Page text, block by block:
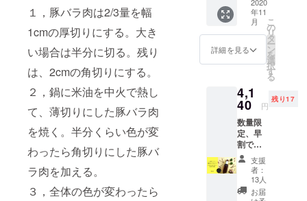
１，豚バラ肉は2/3量を幅
1cmの厚切りにする。大き
い場合は半分に切る。残り
は、2cmの角切りにする。
２，鍋に米油を中火で熱し
て、薄切りにした豚バラ肉
を焼く。半分くらい色が変
わったら角切りにした豚バ
ラ肉を加える。
３，全体の色が変わったら
り花は
ぶ茶
（リー
ｇもし
くは
７個
入） ど
のお茶
が良い
か迷っ
たら、
食養生
Qusnok
iへどう
ている
ホー
リーバ
に、ピ
リリと
黄金生
姜を
たっぷ
りと
使っ
た、エ
キゾ
チック
な味わ
いのジ
の２つ
のうち
１つを
お選び
くださ
①11月8
20:00-
見に
薬草ス
ポット
／土を
ブレン
ドしよ
う ②12
月13日
のナ
チュラ
ルコー
ラシ
ロップ
（国産
薬用人
参）の
パウ
ダーを
１ｇ✕
５包を
添えて
お届け
しま
ラシ
ロップ
徳用サ
イズ
(1000m
l)】 1本
で約20
ドリン
クがつ
くれる
徳用サ
イズ 元
気が湧
き上が
る会津
のオタ
ネニン
年11
月
詳細を見る
こ
の
リ
タ
ー
ン
を
選
択
す
る
4,1
40 円
残り17
数量限
定、早
割で１
０％オ
フ！ 【
満月の
エキゾ
支援
者：
13人
お届